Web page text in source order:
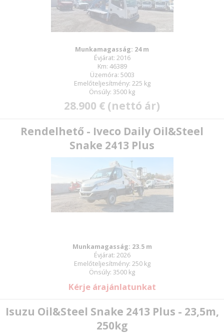
Munkamagasság: 24 m
Évjárat: 2016
Km: 46389
Üzemóra: 5003
Emelőteljesítmény: 225 kg
Önsúly: 3500 kg
28.900 € (nettó ár)
Rendelhető - Iveco Daily Oil&Steel
Snake 2413 Plus
Munkamagasság: 23.5 m
Évjárat: 2026
Emelőteljesítmény: 250 kg
Önsúly: 3500 kg
Kérje árajánlatunkat
Isuzu Oil&Steel Snake 2413 Plus - 23,5m,
250kg